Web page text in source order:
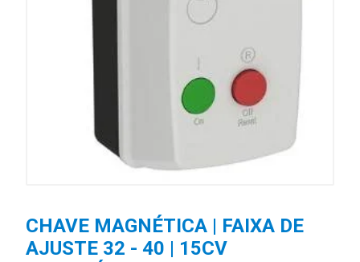
CHAVE MAGNÉTICA | FAIXA DE
AJUSTE 32 - 40 | 15CV